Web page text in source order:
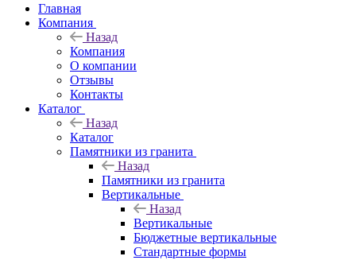
Главная
Компания
Назад
Компания
О компании
Отзывы
Контакты
Каталог
Назад
Каталог
Памятники из гранита
Назад
Памятники из гранита
Вертикальные
Назад
Вертикальные
Бюджетные вертикальные
Стандартные формы